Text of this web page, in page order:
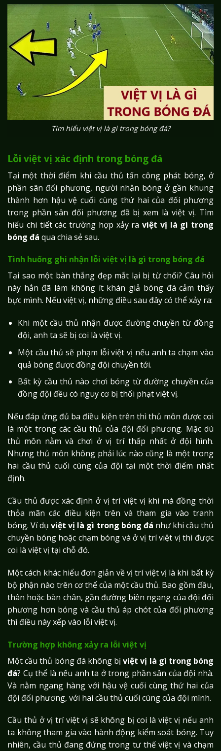
Tìm hiểu việt vị là gì trong bóng đá?
Lỗi việt vị xác định trong bóng đá
Tại một thời điểm khi cầu thủ tấn công phát bóng, ở
phần sân đối phương, người nhận bóng ở gần khung
thành hơn hậu vệ cuối cùng thứ hai của đối phương
trong phần sân đối phương đã bị xem là việt vị. Tìm
hiểu chi tiết các trường hợp xảy ra việt vị là gì trong
bóng đá qua chia sẻ sau.
Tình huống ghi nhận lỗi việt vị là gì trong bóng đá
Tại sao một bàn thắng đẹp mắt lại bị từ chối? Câu hỏi
này hẳn đã làm không ít khán giả bóng đá cảm thấy
bực mình. Nếu việt vị, những điều sau đây có thể xảy ra:
Khi một cầu thủ nhận được đường chuyền từ đồng
đội, anh ta sẽ bị coi là việt vị.
Một cầu thủ sẽ phạm lỗi việt vị nếu anh ta chạm vào
quả bóng được đồng đội chuyền tới.
Bất kỳ cầu thủ nào chơi bóng từ đường chuyền của
đồng đội đều có nguy cơ bị thổi phạt việt vị.
Nếu đáp ứng đủ ba điều kiện trên thì thủ môn được coi
là một trong các cầu thủ của đội đối phương. Mặc dù
thủ môn nằm và chơi ở vị trí thấp nhất ở đội hình.
Nhưng thủ môn không phải lúc nào cũng là một trong
hai cầu thủ cuối cùng của đội tại một thời điểm nhất
định.
Cầu thủ được xác định ở vị trí việt vị khi mà đồng thời
thỏa mãn các điều kiện trên và tham gia vào tranh
bóng. Ví dụviệt vị là gì trong bóng đá như khi cầu thủ
chuyền bóng hoặc chạm bóng và ở vị trí việt vị thì được
coi là việt vị tại chỗ đó.
Một cách khác hiểu đơn giản về vị trí việt vị là khi bất kỳ
bộ phận nào trên cơ thể của một cầu thủ. Bao gồm đầu,
thân hoặc bàn chân, gần đường biên ngang của đội đối
phương hơn bóng và cầu thủ áp chót của đối phương
thì điều này xếp vào lỗi việt vị.
Trường hợp không xảy ra lỗi việt vị
Một cầu thủ bóng đá không bịviệt vị là gì trong bóng
đá? Cụ thể là nếu anh ta ở trong phần sân của đội nhà.
Và nằm ngang hàng với hậu vệ cuối cùng thứ hai của
đội đối phương, với hai cầu thủ cuối cùng của đội mình.
Cầu thủ ở vị trí việt vị sẽ không bị coi là việt vị nếu anh
ta không tham gia vào hành động kiểm soát bóng. Tuy
nhiên, cầu thủ đang đứng trong tư thế việt vị và chạm